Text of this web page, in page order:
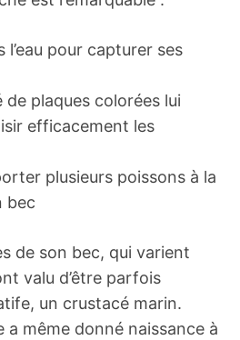
l’eau pour capturer ses
de plaques colorées lui
efficacement les
plusieurs poissons à la
bec
de son bec, qui varient
valu d’être parfois
un crustacé marin.
a même donné naissance à